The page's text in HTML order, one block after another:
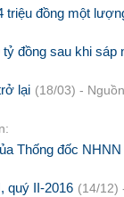
triệu đồng một
đồng sau khi sáp
lại (18/03) -
Thống đốc NHNN
quý II-2016 (14/12)